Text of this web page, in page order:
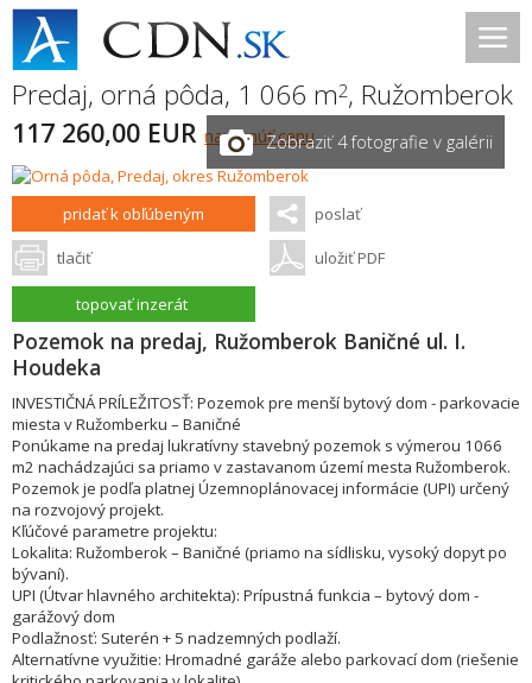
Predaj, orná pôda, 1 066 m2, Ružomberok
117 260,00 EUR navrhnúť cenuZobraziť 4 fotografie v galérii
pridať k obľúbeným poslať
tlačiť uložiť PDF
topovať inzerát
Pozemok na predaj, Ružomberok Baničné ul. I.
Houdeka
INVESTIČNÁ PRÍLEŽITOSŤ: Pozemok pre menší bytový dom - parkovacie
miesta v Ružomberku – Baničné
Ponúkame na predaj lukratívny stavebný pozemok s výmerou 1066
m2 nachádzajúci sa priamo v zastavanom území mesta Ružomberok.
Pozemok je podľa platnej Územnoplánovacej informácie (UPI) určený
na rozvojový projekt.
Kľúčové parametre projektu:
Lokalita: Ružomberok – Baničné (priamo na sídlisku, vysoký dopyt po
bývaní).
UPI (Útvar hlavného architekta): Prípustná funkcia – bytový dom -
garážový dom
Podlažnosť: Suterén + 5 nadzemných podlaží.
Alternatívne využitie: Hromadné garáže alebo parkovací dom (riešenie